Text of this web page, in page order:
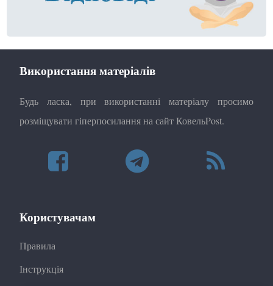
Використання матеріалів
Будь ласка, при використанні матеріалу просимо
розміщувати гіперпосилання на сайт КовельPost.
Користувачам
Правила
Інструкція